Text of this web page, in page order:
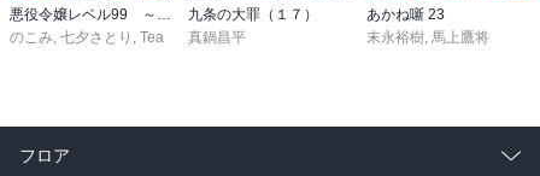
のこみ 七夕さとり Tea
九条の大罪（１７）
真鍋昌平
あかね噺 23
末永裕樹 馬上鷹将
フロア